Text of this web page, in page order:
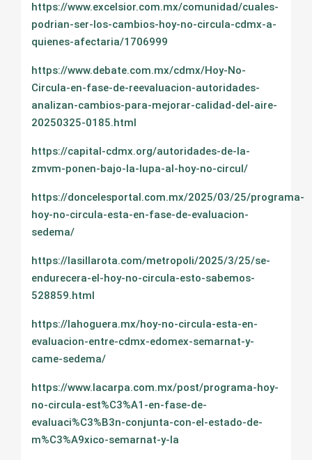
https://www.excelsior.com.mx/comunidad/cuales-
podrian-ser-los-cambios-hoy-no-circula-cdmx-a-
quienes-afectaria/1706999
https://www.debate.com.mx/cdmx/Hoy-No-
Circula-en-fase-de-reevaluacion-autoridades-
analizan-cambios-para-mejorar-calidad-del-aire-
20250325-0185.html
https://capital-cdmx.org/autoridades-de-la-
zmvm-ponen-bajo-la-lupa-al-hoy-no-circul/
https://doncelesportal.com.mx/2025/03/25/programa-
hoy-no-circula-esta-en-fase-de-evaluacion-
sedema/
https://lasillarota.com/metropoli/2025/3/25/se-
endurecera-el-hoy-no-circula-esto-sabemos-
528859.html
https://lahoguera.mx/hoy-no-circula-esta-en-
evaluacion-entre-cdmx-edomex-semarnat-y-
came-sedema/
https://www.lacarpa.com.mx/post/programa-hoy-
no-circula-est%C3%A1-en-fase-de-
evaluaci%C3%B3n-conjunta-con-el-estado-de-
m%C3%A9xico-semarnat-y-la